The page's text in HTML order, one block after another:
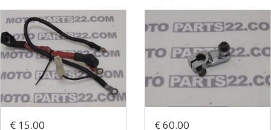
€ 15.00 € 60.00